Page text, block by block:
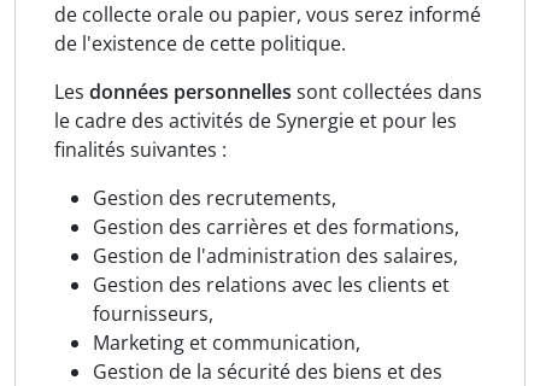
de collecte orale ou papier, vous serez informé
de l'existence de cette politique.
Les données personnelles sont collectées dans
le cadre des activités de Synergie et pour les
finalités suivantes :
Gestion des recrutements,
Gestion des carrières et des formations,
Gestion de l'administration des salaires,
Gestion des relations avec les clients et
fournisseurs,
Marketing et communication,
Gestion de la sécurité des biens et des